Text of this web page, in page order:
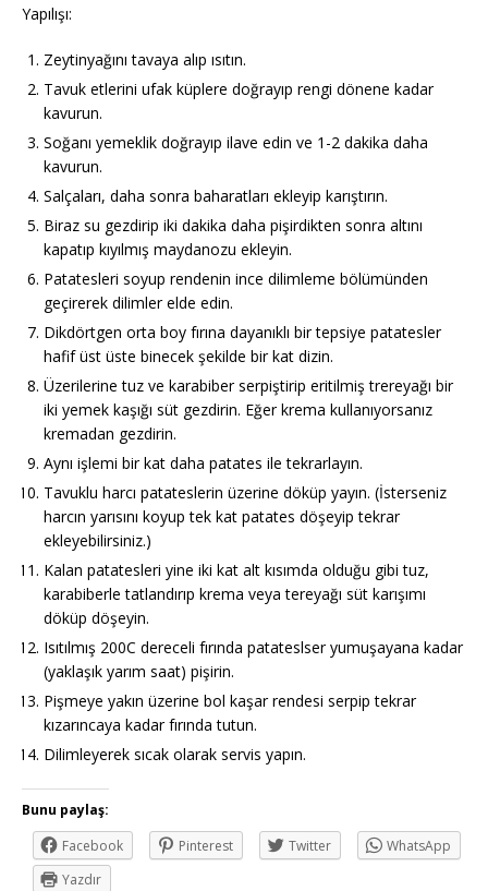
Yapılışı:
Zeytinyağını tavaya alıp ısıtın.
Tavuk etlerini ufak küplere doğrayıp rengi dönene kadar
kavurun.
Soğanı yemeklik doğrayıp ilave edin ve 1-2 dakika daha
kavurun.
Salçaları, daha sonra baharatları ekleyip karıştırın.
Biraz su gezdirip iki dakika daha pişirdikten sonra altını
kapatıp kıyılmış maydanozu ekleyin.
Patatesleri soyup rendenin ince dilimleme bölümünden
geçirerek dilimler elde edin.
Dikdörtgen orta boy fırına dayanıklı bir tepsiye patatesler
hafif üst üste binecek şekilde bir kat dizin.
Üzerilerine tuz ve karabiber serpiştirip eritilmiş trereyağı bir
iki yemek kaşığı süt gezdirin. Eğer krema kullanıyorsanız
kremadan gezdirin.
Aynı işlemi bir kat daha patates ile tekrarlayın.
Tavuklu harcı patateslerin üzerine döküp yayın. (İsterseniz
harcın yarısını koyup tek kat patates döşeyip tekrar
ekleyebilirsiniz.)
Kalan patatesleri yine iki kat alt kısımda olduğu gibi tuz,
karabiberle tatlandırıp krema veya tereyağı süt karışımı
döküp döşeyin.
Isıtılmış 200C dereceli fırında patateslser yumuşayana kadar
(yaklaşık yarım saat) pişirin.
Pişmeye yakın üzerine bol kaşar rendesi serpip tekrar
kızarıncaya kadar fırında tutun.
Dilimleyerek sıcak olarak servis yapın.
Bunu paylaş:
Facebook
Pinterest Twitter
WhatsApp
Yazdır